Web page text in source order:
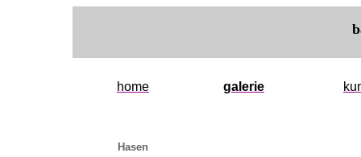
home galerie
Hasen